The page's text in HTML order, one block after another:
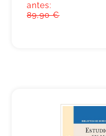
antes:
89,90 €